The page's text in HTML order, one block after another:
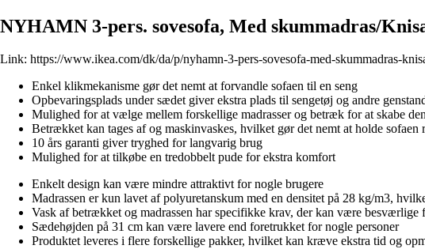
NYHAMN 3-pers. sovesofa, Med skummadras/
Link: https://www.ikea.com/dk/da/p/nyhamn-3-pers-sovesofa-med-skummadras-
Enkel klikmekanisme gør det nemt at forvandle sofaen til en seng
Opbevaringsplads under sædet giver ekstra plads til sengetøj og andre
Mulighed for at vælge mellem forskellige madrasser og betræk for at skabe
Betrækket kan tages af og maskinvaskes, hvilket gør det nemt at holde sofaen
10 års garanti giver tryghed for langvarig brug
Mulighed for at tilkøbe en tredobbelt pude for ekstra komfort
Enkelt design kan være mindre attraktivt for nogle brugere
Madrassen er kun lavet af polyuretanskum med en densitet på 28 kg/m3,
Vask af betrækket og madrassen har specifikke krav, der kan være besværlige
Sædehøjden på 31 cm kan være lavere end foretrukket for nogle personer
Produktet leveres i flere forskellige pakker, hvilket kan kræve ekstra tid og